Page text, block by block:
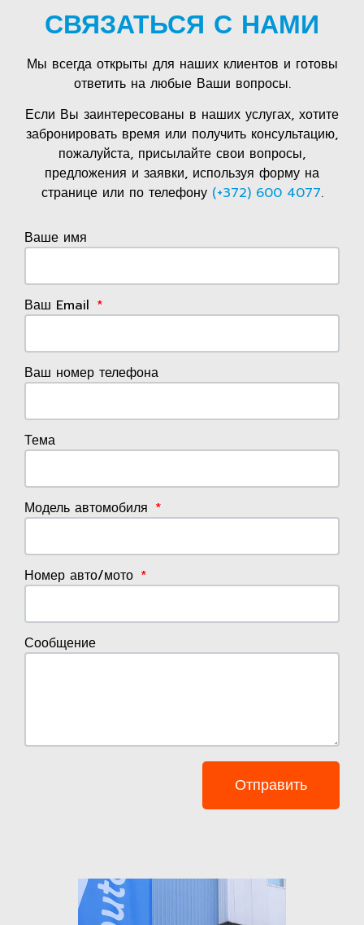
СВЯЗАТЬСЯ С НАМИ
Мы всегда открыты для наших клиентов и готовы
ответить на любые Ваши вопросы.
Если Вы заинтересованы в наших услугах, хотите
забронировать время или получить консультацию,
пожалуйста, присылайте свои вопросы,
предложения и заявки, используя форму на
странице или по телефону (+372) 600 4077.
Ваше имя
Ваш Email
Ваш номер телефона
Тема
Модель автомобиля
Номер авто/мото
Сообщение
Отправить